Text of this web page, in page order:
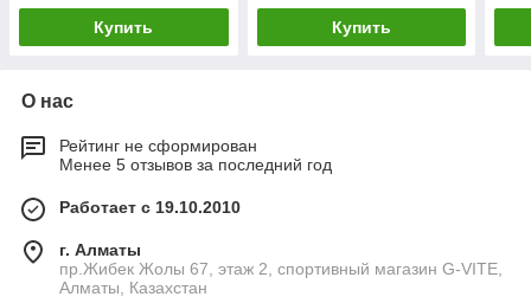
Купить Купить
О нас
Рейтинг не сформирован
Менее 5 отзывов за последний год
Работает с 19.10.2010
г. Алматы
пр.Жибек Жолы 67, этаж 2, спортивный магазин G-VITE,
Алматы, Казахстан